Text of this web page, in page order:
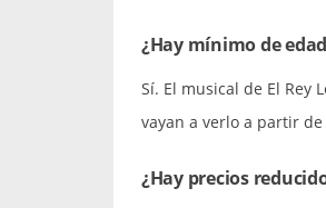
¿Hay mínimo de
Sí. El musical de El Rey
vayan a verlo a partir
¿Hay precios